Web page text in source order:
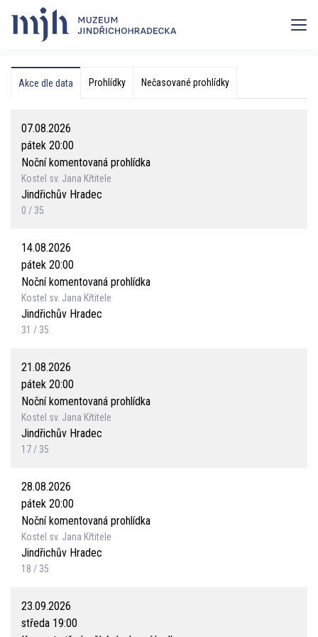
Akce dle data Prohlídky Nečasované prohlídky
07.08.2026
pátek 20:00
Noční komentovaná prohlídka
Kostel sv. Jana Křtitele
Jindřichův Hradec
0 / 35
14.08.2026
pátek 20:00
Noční komentovaná prohlídka
Kostel sv. Jana Křtitele
Jindřichův Hradec
31 / 35
21.08.2026
pátek 20:00
Noční komentovaná prohlídka
Kostel sv. Jana Křtitele
Jindřichův Hradec
17 / 35
28.08.2026
pátek 20:00
Noční komentovaná prohlídka
Kostel sv. Jana Křtitele
Jindřichův Hradec
18 / 35
23.09.2026
středa 19:00